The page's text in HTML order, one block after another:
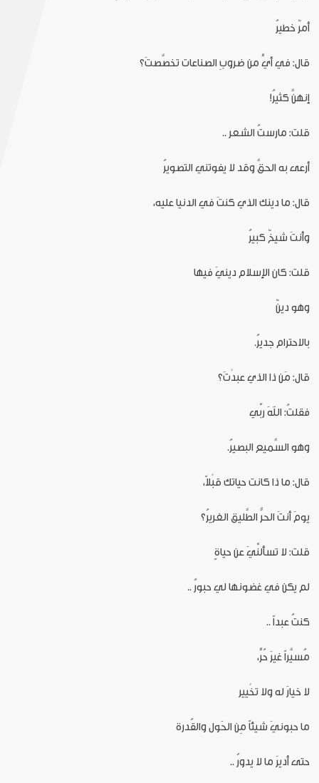
أمرٌ خطيرُ
قال: في أيٍّ من ضروبِ الصناعات تخصَّصتَ؟
إنهنَّ كثيرُ!
قلت: مارستُ الشعر ..
أرعى به الحقَّ وقد لا يفوتني التصويرُ
قال: ما دينك الذي كنتَ في الدنيا عليه،
وأنتَ شيخٌ كبيرُ
قلت: كان الإسلام دينيَ فيها
وهو دينٌ
بالاحترام جديرُ.
قال: مَن ذا الذي عبدْتَ؟
فقلتُ: اللهَ ربِّي
وهو السَّميع البصيرُ.
قال: ما ذا كانت حياتك قبْلاً،
يومَ أنتَ الحرُّ الطَّليق الغريرُ؟
قلت: لا تسألنِّيَ عن حياةٍ
لم يكن في غضونها لي حبورُ ..
كنتُ عبداً ..
مُسيَّراً غيرَ حُرٍّ،
لا خيارَ له ولا تخْيير
ما حبونيَ شيئاً مِن الحَول والقُدرة
حتى أديرَ ما لا يدورُ ..